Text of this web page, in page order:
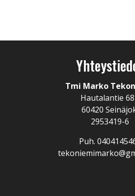
Tmi Marko
Hautalantie
60420
2953419-6
Puh.